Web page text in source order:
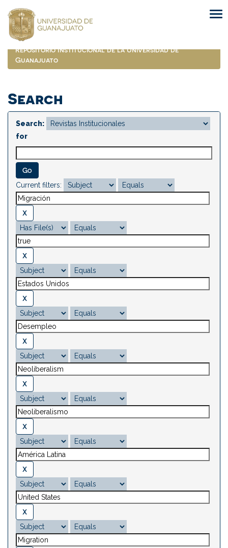
navigation
Repositorio Institucional de la Universidad de
Guanajuato
Search
Search:
for
Current filters: